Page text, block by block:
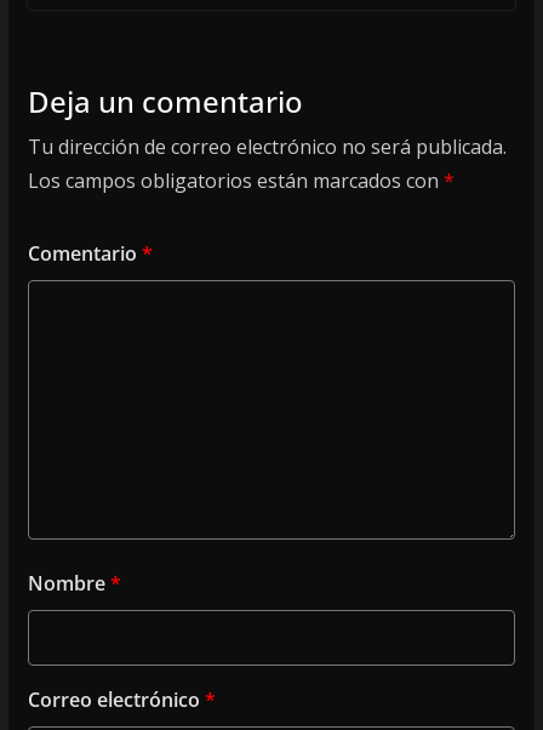
Deja un comentario
Tu dirección de correo electrónico no será publicada.
Los campos obligatorios están marcados con *
Comentario *
Nombre*
Correo electrónico *